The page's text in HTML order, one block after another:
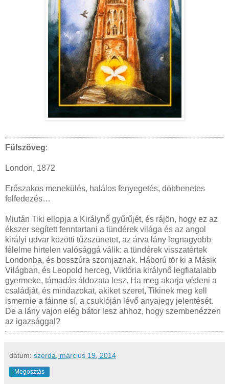
Fülszöveg:
London, 1872
Erőszakos menekülés, halálos fenyegetés, döbbenetes
felfedezés…
Miután Tiki ellopja a Királynő gyűrűjét, és rájön, hogy ez az
ékszer segített fenntartani a tündérek világa és az angol
királyi udvar közötti tűzszünetet, az árva lány legnagyobb
félelme hirtelen valósággá válik: a tündérek visszatértek
Londonba, és bosszúra szomjaznak. Háború tör ki a Másik
Világban, és Leopold herceg, Viktória királynő legfiatalabb
gyermeke, támadás áldozata lesz. Ha meg akarja védeni a
családját, és mindazokat, akiket szeret, Tikinek meg kell
ismernie a fáinne sí, a csuklóján lévő anyajegy jelentését.
De a lány vajon elég bátor lesz ahhoz, hogy szembenézzen
az igazsággal?
dátum: szerda, március 19, 2014
Megosztás